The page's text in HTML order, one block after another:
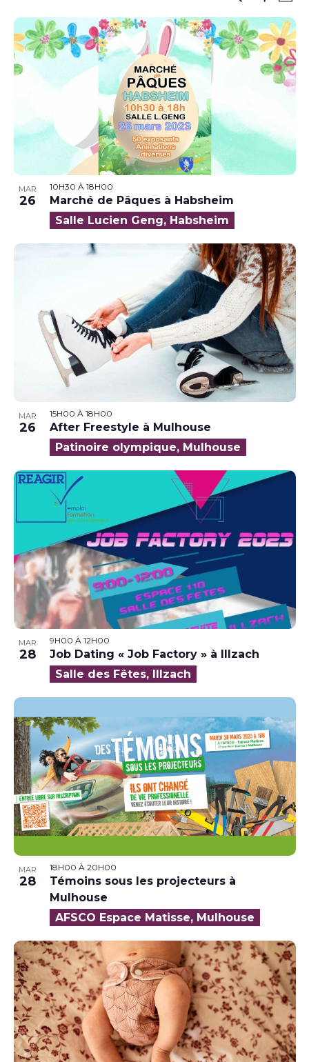
de
vues
Les
Filtres
de
la
date
MAR
26
10H30 À 18H00
Marché de Pâques à Habsheim
Salle Lucien Geng, Habsheim
MAR
26
15H00 À 18H00
After Freestyle à Mulhouse
Patinoire olympique, Mulhouse
MAR
28
9H00 À 12H00
Job Dating « Job Factory » à Illzach
Salle des Fêtes, Illzach
MAR
28
18H00 À 20H00
Témoins sous les projecteurs à
Mulhouse
AFSCO Espace Matisse, Mulhouse